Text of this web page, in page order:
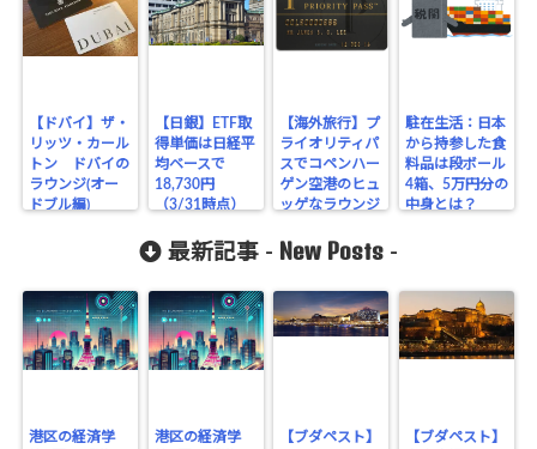
【ドバイ】ザ・
リッツ・カール
トン ドバイの
ラウンジ(オー
ドブル編)
【日銀】ETF取
得単価は日経平
均ベースで
18,730円
（3/31時点）
【海外旅行】プ
ライオリティパ
スでコペンハー
ゲン空港のヒュ
ッゲなラウンジ
駐在生活：日本
から持参した食
料品は段ボール
4箱、5万円分の
中身とは？
最新記事 - New Posts -
港区の経済学
港区の経済学
【ブダペスト】
【ブダペスト】